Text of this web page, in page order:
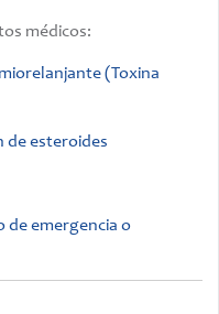
médicos:
(Toxina
de esteroides
de emergencia o